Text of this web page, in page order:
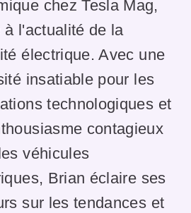
chez Tesla Mag,
à l'actualité de la
électrique. Avec une
insatiable pour les
technologiques et
contagieux
véhicules
Brian éclaire ses
sur les tendances et